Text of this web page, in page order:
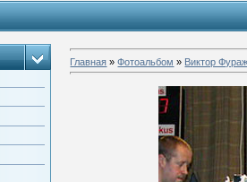
Главная »Фотоальбом » Виктор